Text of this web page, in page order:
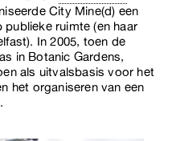
City Mine(d) een
ruimte (en haar
In 2005, toen de
in Botanic Gardens,
als uitvalsbasis voor het
het organiseren van een